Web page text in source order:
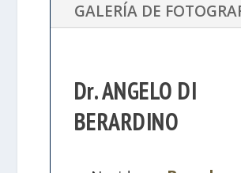
GALERÍA DE
Dr. ANGELO DI
BERARDINO